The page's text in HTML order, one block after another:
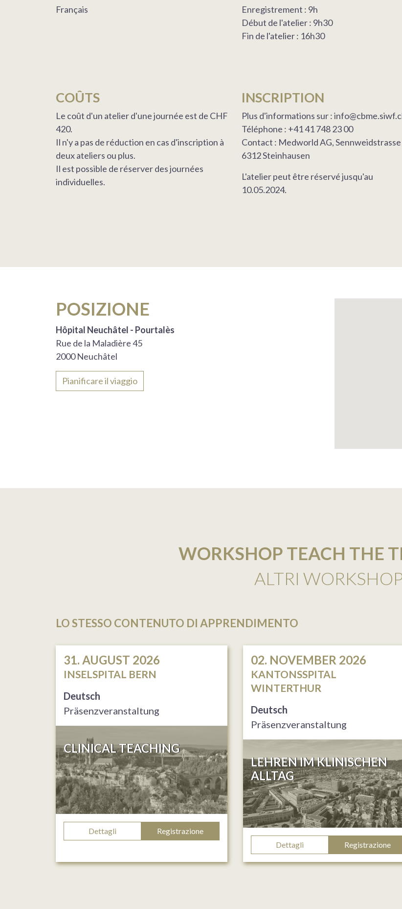
Français
Enregistrement : 9h
Début de l'atelier : 9h30
Fin de l'atelier : 16h30
COÛTS
Le coût d'un atelier d'une journée est de CHF
420.
Il n'y a pas de réduction en cas d'inscription à
deux ateliers ou plus.
Il est possible de réserver des journées
individuelles.
INSCRIPTION
Plus d'informations sur :
Téléphone : +41 41 748 23 00
Contact : Medworld AG, Sennweidstrasse
6312 Steinhausen
L'atelier peut être réservé jusqu'au
10.05.2024.
POSIZIONE
Hôpital Neuchâtel - Pourtalès
Rue de la Maladière 45
2000 Neuchâtel
Pianificare il viaggio
WORKSHOP TEACH THE
ALTRI
LO STESSO CONTENUTO DI APPRENDIMENTO
31. AUGUST 2026
INSELSPITAL BERN
Deutsch
Präsenzveranstaltung
CLINICAL TEACHING
Dettagli Registrazione
02. NOVEMBER 2026
KANTONSSPITAL
WINTERTHUR
Deutsch
Präsenzveranstaltung
LEHREN IM KLINISCHEN
ALLTAG
Dettagli Registrazione